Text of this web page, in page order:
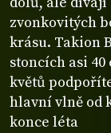
zvonkovitých
krásu. Takion
stoncích asi
květů
hlavní vlně od
konce léta